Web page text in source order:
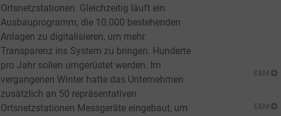
Ortsnetzstationen. Gleichzeitig läuft ein
Ausbauprogramm, die 10.000 bestehenden
Anlagen zu digitalisieren, um mehr
Transparenz ins System zu bringen. Hunderte
pro Jahr sollen umgerüstet werden. Im
vergangenen Winter hatte das Unternehmen
zusätzlich an 50 repräsentativen
Ortsnetzstationen Messgeräte eingebaut, um
E&M
E&M